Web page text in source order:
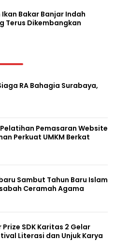
Bakar Banjar Indah
Terus Dikembangkan
RA Bahagia Surabaya,
Pemasaran Website
Perkuat UMKM Berkat
Sambut Tahun Baru Islam
Ceramah Agama
SDK Karitas 2 Gelar
Literasi dan Unjuk Karya